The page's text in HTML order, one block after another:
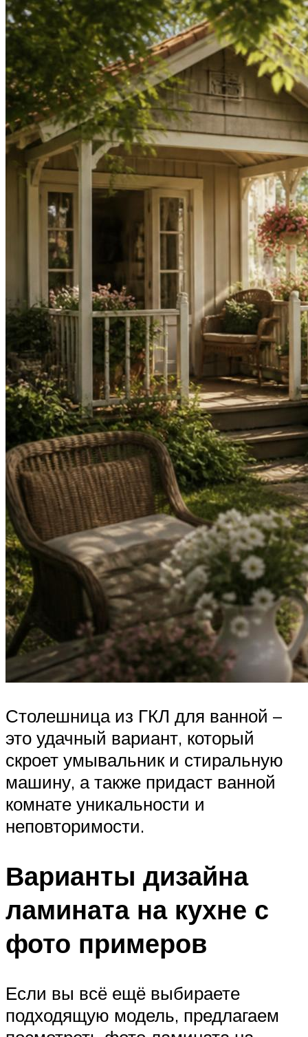
Столешница из ГКЛ для ванной –
это удачный вариант, который
скроет умывальник и стиральную
машину, а также придаст ванной
комнате уникальности и
неповторимости.
Варианты дизайна
ламината на кухне с
фото примеров
Если вы всё ещё выбираете
подходящую модель, предлагаем